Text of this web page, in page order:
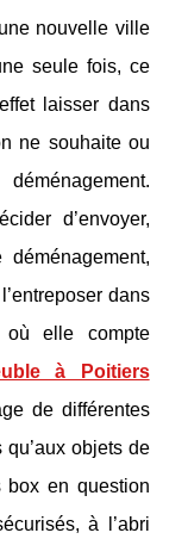
nouvelle ville
seule fois, ce
laisser dans
ne souhaite ou
d’envoyer,
dans
elle compte
à Poitiers
de différentes
objets de
box en question
à l’abri